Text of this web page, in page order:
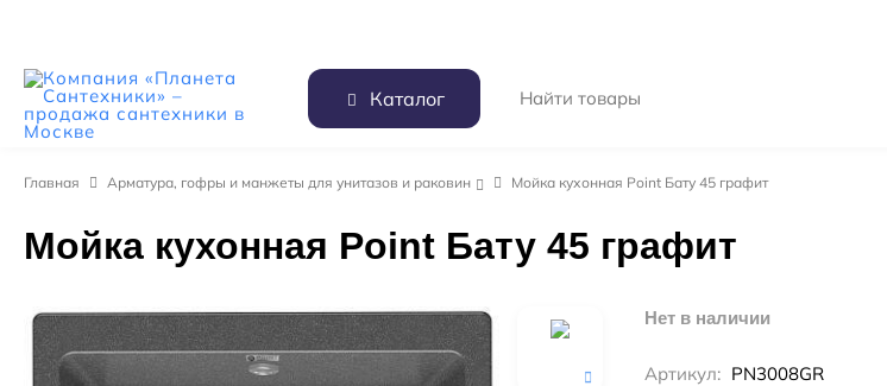
Каталог
Главная Арматура, гофры и манжеты для унитазов и раковин Мойка кухонная Point Бату 45 графит
Мойка кухонная Point Бату 45 графит
Нет в наличии
Артикул: PN3008GR